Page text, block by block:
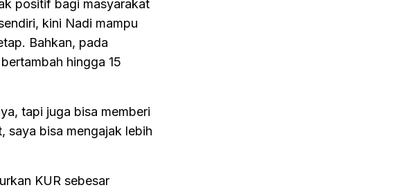
positif bagi masyarakat
kini Nadi mampu
Bahkan, pada
hingga 15
tapi juga bisa memberi
saya bisa mengajak lebih
KUR sebesar